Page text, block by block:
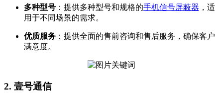
多种型号 ：提供多种型号和规格的手机信号屏蔽器 ，适
用于不同场景的需求。
优质服务 ：提供全面的售前咨询和售后服务，确保客户
满意度。
2. 壹号通信